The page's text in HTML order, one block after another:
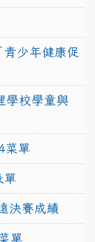
少年健康促
學校學童與
菜單
單
決賽成績
單